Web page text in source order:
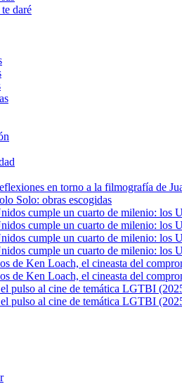
daré
en torno a la filmografía de
Solo: obras escogidas
cumple un cuarto de milenio: los
cumple un cuarto de milenio: los
cumple un cuarto de milenio: los
cumple un cuarto de milenio: los
de Ken Loach, el cineasta del
de Ken Loach, el cineasta del
pulso al cine de temática LGTBI
pulso al cine de temática LGTBI